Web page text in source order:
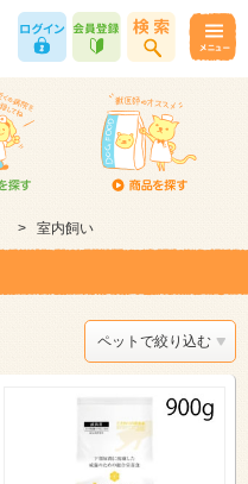
> 室内飼い
ペットで絞り込む